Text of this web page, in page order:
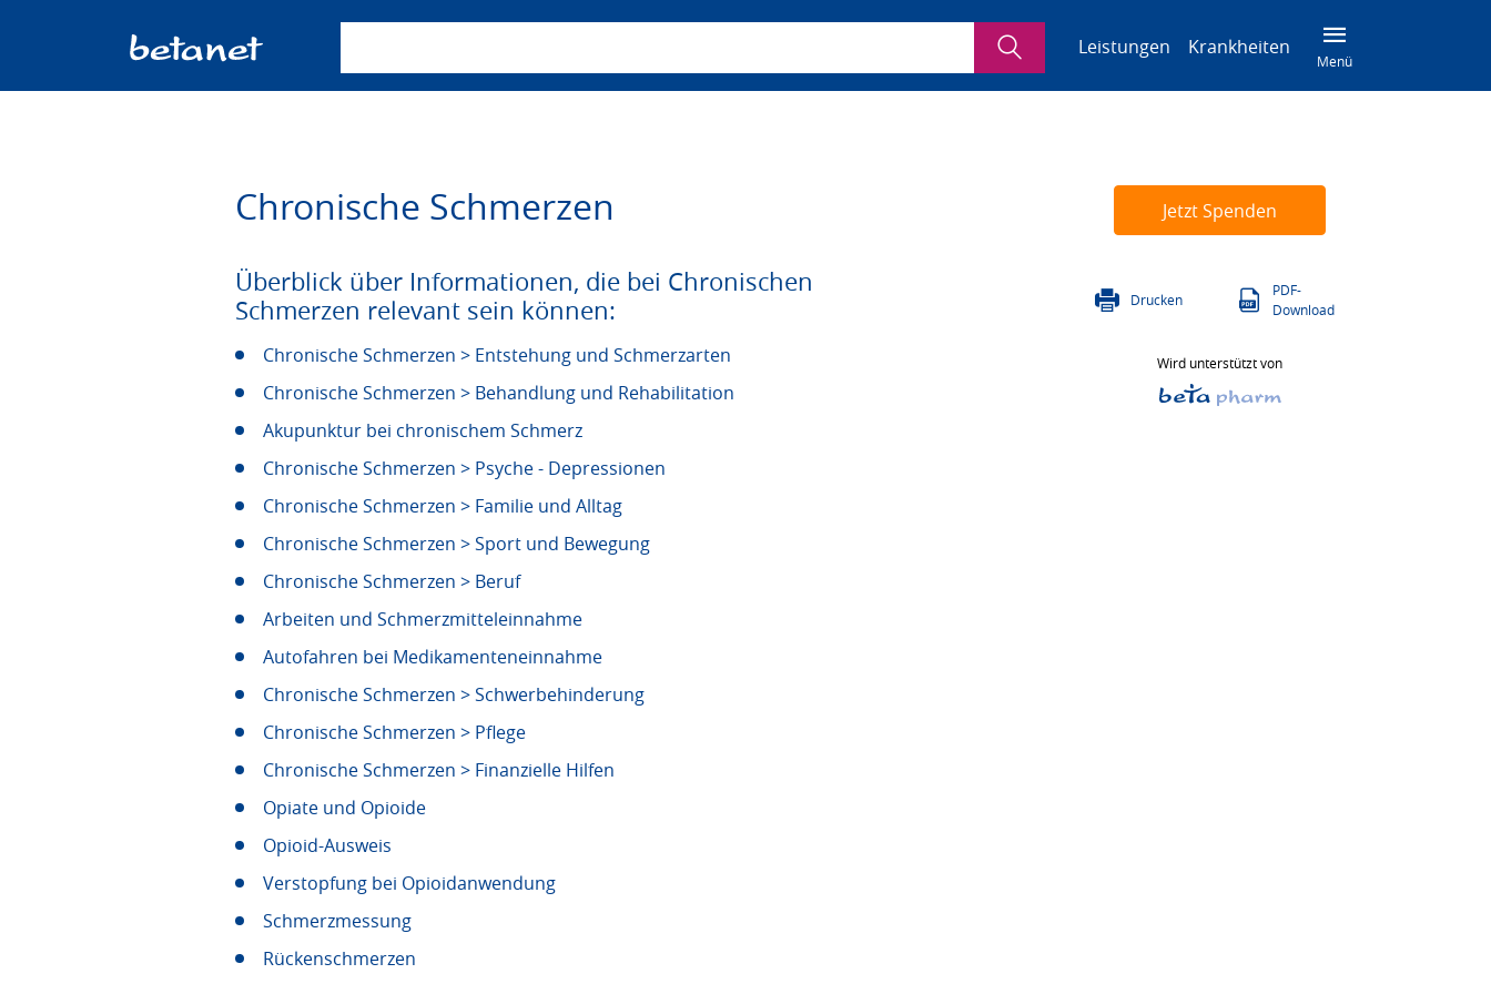
SucheLeistungen Krankheiten
Menü
Chronische Schmerzen
Überblick über Informationen, die bei Chronischen
Schmerzen relevant sein können:
Chronische Schmerzen > Entstehung und Schmerzarten
Chronische Schmerzen > Behandlung und Rehabilitation
Akupunktur bei chronischem Schmerz
Chronische Schmerzen > Psyche - Depressionen
Chronische Schmerzen > Familie und Alltag
Chronische Schmerzen > Sport und Bewegung
Chronische Schmerzen > Beruf
Arbeiten und Schmerzmitteleinnahme
Autofahren bei Medikamenteneinnahme
Chronische Schmerzen > Schwerbehinderung
Chronische Schmerzen > Pflege
Chronische Schmerzen > Finanzielle Hilfen
Opiate und Opioide
Opioid-Ausweis
Verstopfung bei Opioidanwendung
Schmerzmessung
Rückenschmerzen
Jetzt Spenden
Drucken
PDF-
Download
Wird unterstützt von